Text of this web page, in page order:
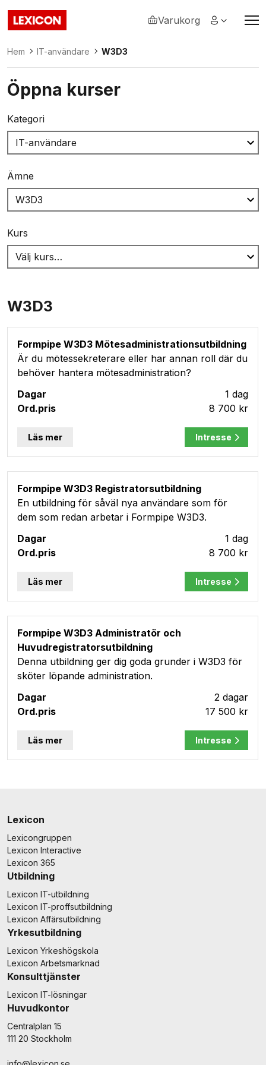
Lexicon
Varukorg
Hem IT-användare W3D3
Öppna kurser
Kategori
Ämne
Kurs
W3D3
Formpipe W3D3 Mötesadministrationsutbildning
Är du mötessekreterare eller har annan roll där du
behöver hantera mötesadministration?
1 dag
8 700 kr
Läs mer Intresse
Formpipe W3D3 Registratorsutbildning
En utbildning för såväl nya användare som för
dem som redan arbetar i Formpipe W3D3.
1 dag
8 700 kr
Läs mer Intresse
Formpipe W3D3 Administratör och
Huvudregistratorsutbildning
Denna utbildning ger dig goda grunder i W3D3 för
sköter löpande administration.
2 dagar
17 500 kr
Läs mer Intresse
Lexicon
Lexicongruppen
Lexicon Interactive
Lexicon 365
Utbildning
Lexicon IT-utbildning
Lexicon IT-proffsutbildning
Lexicon Affärsutbildning
Yrkesutbildning
Lexicon Yrkeshögskola
Lexicon Arbetsmarknad
Konsulttjänster
Lexicon IT-lösningar
Huvudkontor
Centralplan 15
111 20 Stockholm